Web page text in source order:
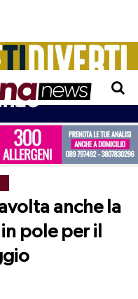
anche la
pole per il